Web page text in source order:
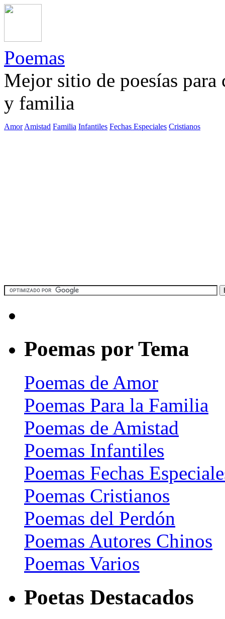
Poemas
Mejor sitio de poesías
y familia
Amor Amistad Familia Infantiles Fechas Especiales Cristianos
Poemas por Tema
Poemas de Amor
Poemas Para la Familia
Poemas de Amistad
Poemas Infantiles
Poemas Fechas
Poemas Cristianos
Poemas del Perdón
Poemas Autores Chinos
Poemas Varios
Poetas Destacados